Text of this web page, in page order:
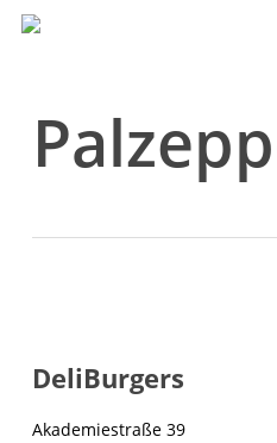
Skip
DeliBurgers
Akademiestraße 39